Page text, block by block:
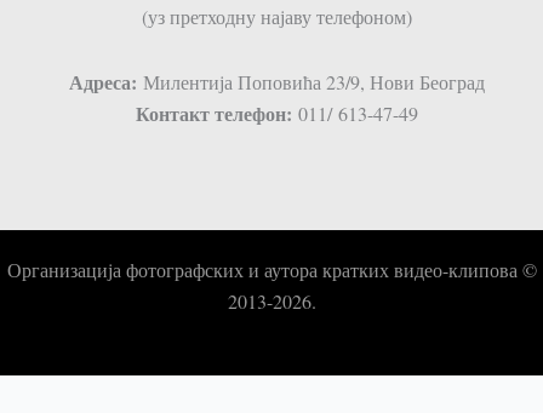
(уз претходну најаву телефоном)
Адреса: Милентија Поповића 23/9, Нови Београд
Контакт телефон: 011/ 613-47-49
Организација фотографских и аутора кратких видео-клипова ©
2013-2026.